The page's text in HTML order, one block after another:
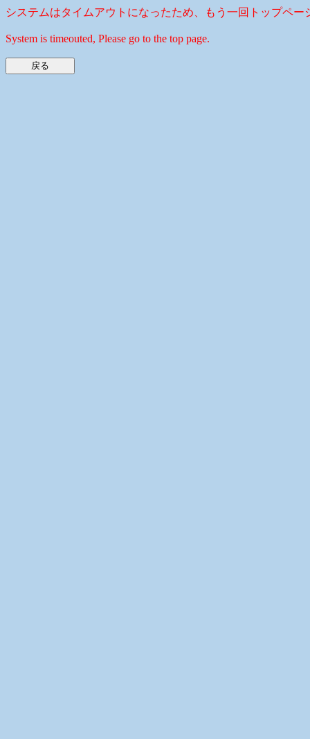
システムはタイムアウトになったため、もう一回トップペー
System is timeouted, Please go to the top page.